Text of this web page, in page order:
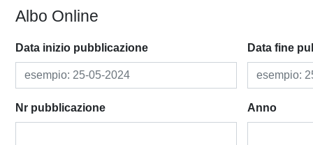
Albo Online
Data inizio pubblicazione Data fine
Nr pubblicazione Anno